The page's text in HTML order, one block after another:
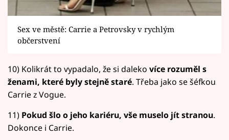
Sex ve městě: Carrie a Petrovsky v rychlým
občerstvení
10) Kolikrát to vypadalo, že si daleko více rozuměl s
ženami, které byly stejně staré. Třeba jako se šéfkou
Carrie z Vogue.
11) Pokud šlo o jeho kariéru, vše muselo jít stranou.
Dokonce i Carrie.